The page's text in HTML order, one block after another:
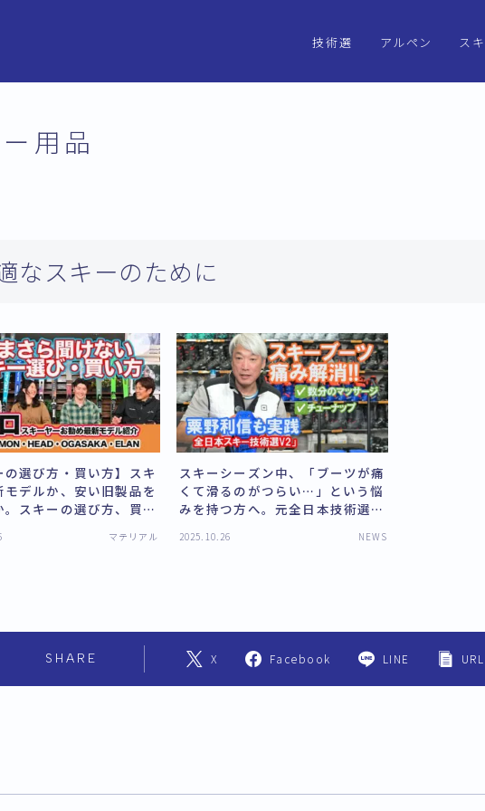
技術選 アルペン
2025アルペンス
ス
用品
なスキーのために
の選び方・買い方】スキ
モデルか、安い旧製品を
。スキーの選び方、買い
界がサクッとわかる。渡
マテリアル
スキーシーズン中、「ブーツが痛
くて滑るのがつらい…」という悩
みを持つ方へ。元全日本技術選チ
った数分」でできるケアと本格的
2025.10.26 NEWS
SHARE X Facebook LINE